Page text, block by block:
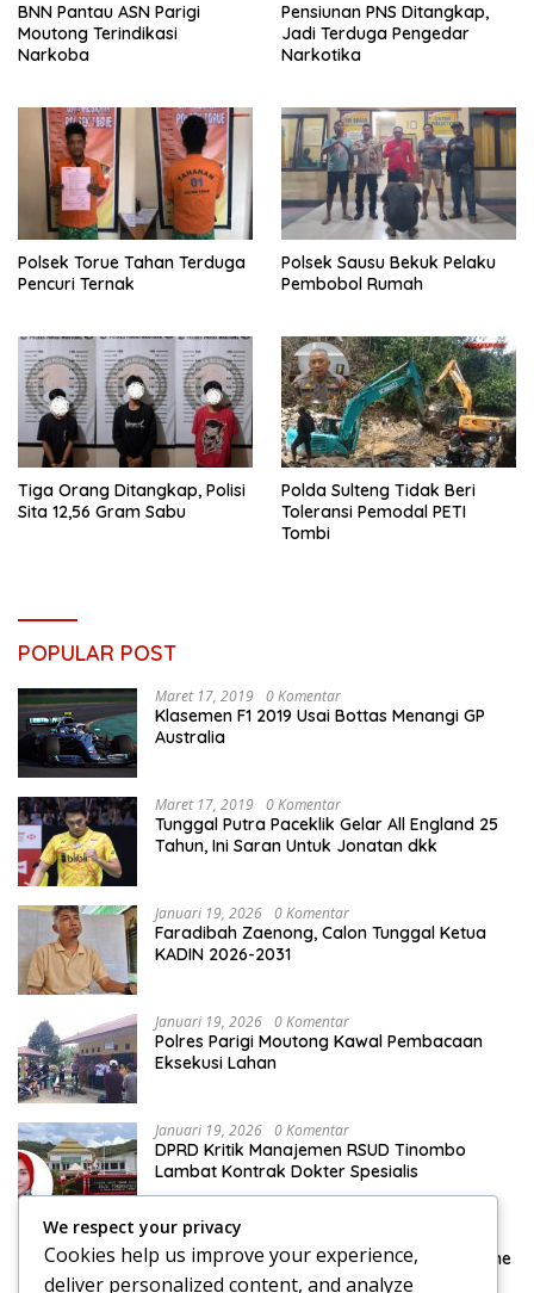
BNN Pantau ASN Parigi
Moutong Terindikasi
Narkoba
Pensiunan PNS Ditangkap,
Jadi Terduga Pengedar
Narkotika
Polsek Torue Tahan Terduga
Pencuri Ternak
Polsek Sausu Bekuk Pelaku
Pembobol Rumah
Tiga Orang Ditangkap, Polisi
Sita 12,56 Gram Sabu
Polda Sulteng Tidak Beri
Toleransi Pemodal PETI
Tombi
POPULAR POST
Maret 17, 2019 0 Komentar
Klasemen F1 2019 Usai Bottas Menangi GP
Australia
Maret 17, 2019 0 Komentar
Tunggal Putra Paceklik Gelar All England 25
Tahun, Ini Saran Untuk Jonatan dkk
Januari 19, 2026 0 Komentar
Faradibah Zaenong, Calon Tunggal Ketua
KADIN 2026-2031
Januari 19, 2026 0 Komentar
Polres Parigi Moutong Kawal Pembacaan
Eksekusi Lahan
Januari 19, 2026 0 Komentar
DPRD Kritik Manajemen RSUD Tinombo
Lambat Kontrak Dokter Spesialis
Januari 15, 2026
DPRD Konsultasi Pengelolaan Pajak Reklame
ke Bapenda Makassar
We respect your privacy
Cookies help us improve your experience,
deliver personalized content, and analyze